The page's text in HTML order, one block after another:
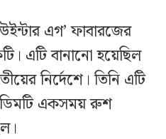
এগ’ ফাবারজের
এটি বানানো হয়েছিল
নির্দেশে। তিনি এটি
ডিমটি একসময় রুশ